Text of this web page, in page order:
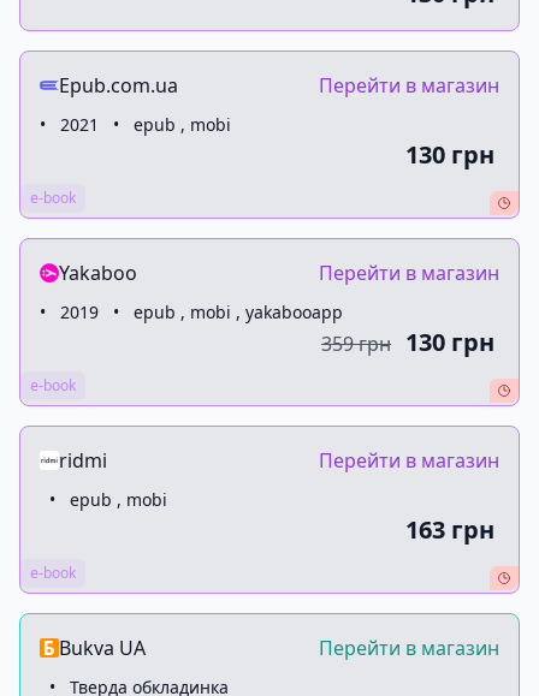
Epub.com.ua Перейти в магазин
• 2021 • epub , mobi
130 грн
e-book
Yakaboo Перейти в магазин
• 2019 • epub , mobi , yakabooapp
359 грн 130 грн
e-book
ridmi Перейти в магазин
• epub , mobi
163 грн
e-book
Bukva UA Перейти в магазин
• Тверда обкладинка